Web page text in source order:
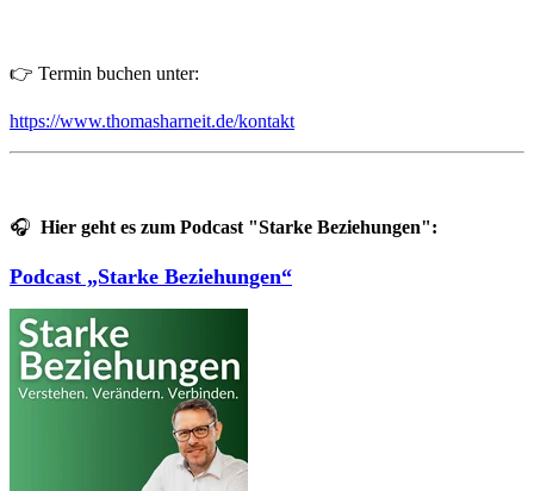
👉 Termin buchen unter:
https://www.thomasharneit.de/kontakt
🎧 Hier geht es zum Podcast "Starke Beziehungen":
Podcast „Starke Beziehungen“